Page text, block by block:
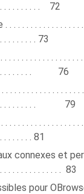
. . . . . . . . . . 72
. . . . . . . . . . . . . . . .
. . . . . . . . 73
. . . . . . . . . . . . . . . . .
. . . . . . . . . . 76
. . . . . . . . . . . . . . . .
. . . . . . . . . . . 79
. . . . . . . . . . . . . . . .
. . . . . . . 81
connexes et
. . . . . . . . . . . . . . 83
pour OBrowser.